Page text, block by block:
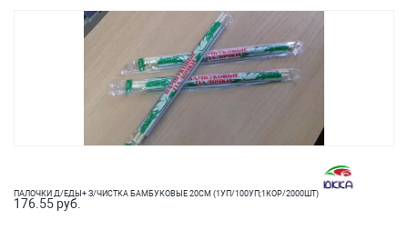
ПАЛОЧКИ Д/ЕДЫ+ З/ЧИСТКА БАМБУКОВЫЕ 20СМ (1УП/100УП;1КОР/2000ШТ)
176.55 руб.